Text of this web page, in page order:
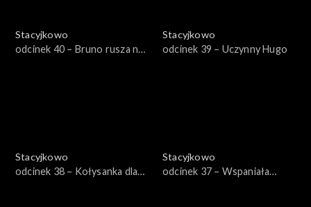
Stacyjkowo
odcinek 40 – Bruno rusza na
Stacyjkowo
odcinek 39 – Uczynny Hugo
Stacyjkowo
odcinek 38 – Kołysanka dla
Stacyjkowo
odcinek 37 – Wspaniała